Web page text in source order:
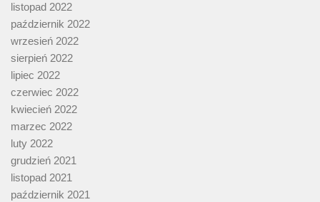
listopad 2022
październik 2022
wrzesień 2022
sierpień 2022
lipiec 2022
czerwiec 2022
kwiecień 2022
marzec 2022
luty 2022
grudzień 2021
listopad 2021
październik 2021